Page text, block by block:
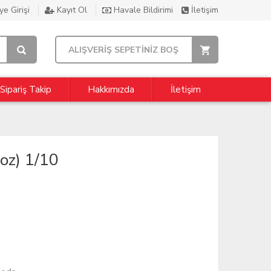
Girişi Kayıt Ol Havale Bildirimi İletişim
ALIŞVERİŞ SEPETİNİZ BOŞ
Sipariş Takip Hakkımızda İletişim
1/10